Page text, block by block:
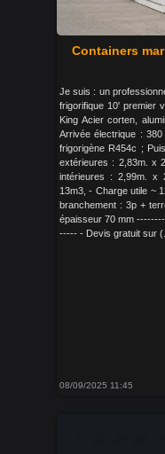
Containers
Je suis : un
frigorifique 10' premier
King Acier corten,
Arrivée électrique : 380
frigorigène R454c ;
extérieures : 2,83m. x
intérieures : 2,99m. x
13m3, - Charge utile ~
branchement : 3p +
épaisseur 70 mm
----- - Devis gratuit sur
08/09/2025 11:45